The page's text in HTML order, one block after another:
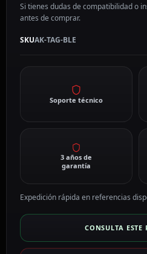
Si tienes dudas de compatibilidad o
antes de comprar.
SKUAK-TAG-BLE
Soporte técnico
3 años de
garantía
Expedición rápida en referencias
CONSULTA ESTE